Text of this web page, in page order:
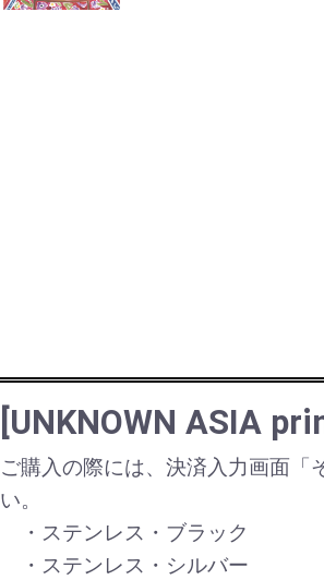
[UNKNOWN ASIA
ご購入の際には、決済入力画面「
い。
・ステンレス・ブラック
・ステンレス・シルバー